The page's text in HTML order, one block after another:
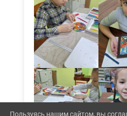
Пользуясь нашим сайтом, вы